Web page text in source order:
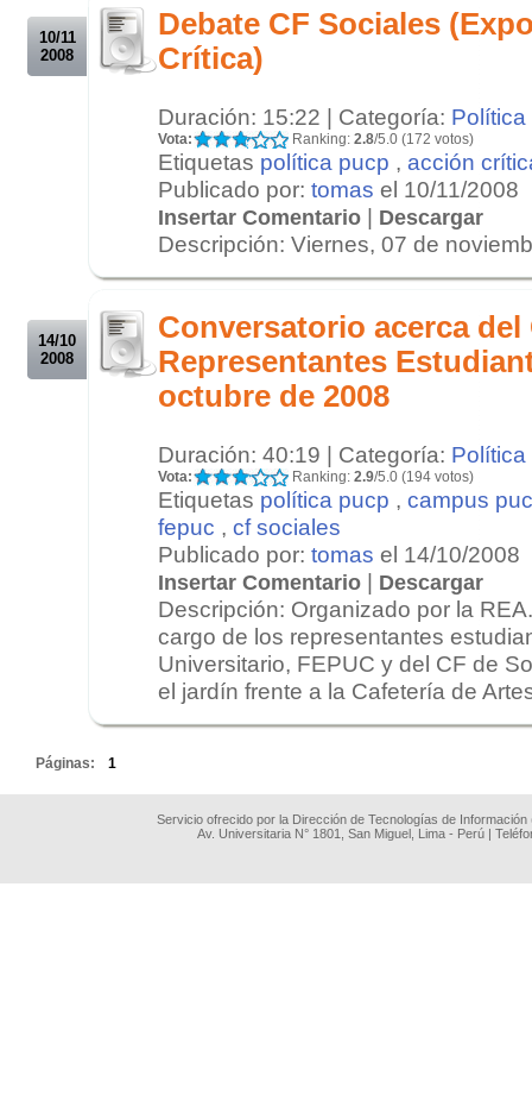
10/11
2008
Debate CF Sociales
Crítica)
Duración: 15:22 | Categoría: Política
Vota: Ranking: 2.8/5.0 (172 votos)
Etiquetas política pucp , acción
Publicado por: tomas el 10/11/2008
Insertar Comentario | Descargar
Descripción: Viernes, 07 de
14/10
2008
Conversatorio acerca del
Representantes
octubre de 2008
Duración: 40:19 | Categoría: Política
Vota: Ranking: 2.9/5.0 (194 votos)
Etiquetas política pucp , campus
fepuc , cf sociales
Publicado por: tomas el 14/10/2008
Insertar Comentario | Descargar
Descripción: Organizado por la
cargo de los representantes
Universitario, FEPUC y del CF de
el jardín frente a la Cafetería de
Páginas: 1
Servicio ofrecido por la Dirección de Tecnologías de
Av. Universitaria N° 1801, San Miguel, Lima - Perú |